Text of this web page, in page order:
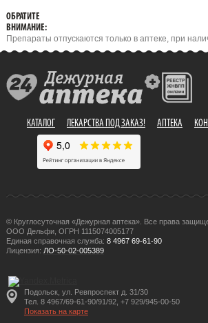
ОБРАТИТЕ
ВНИМАНИЕ:
Препараты отпускаются только в аптеке, при
КАТАЛОГ ЛЕКАРСТВА ПОД ЗАКАЗ! АПТЕКА
© Круглосуточная «Дежурная аптека». Все права
ООО Дельфи, ОГРН 1115074005177
Единая справочная служба: 8 4967 69-61-90
Лицензия: ЛО-50-02-005389
Подольск, ул. Ревпроспект д. 31/30
Тел. 8 4967/69-61-90/91/92, +7 929/945-00-50
Показать на карте